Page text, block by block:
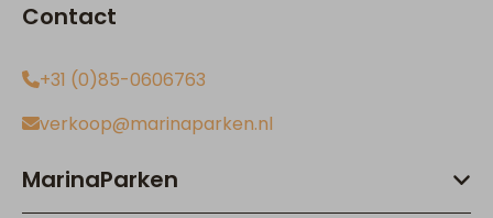
Contact
+31 (0)85-0606763
verkoop@marinaparken.nl
MarinaParken